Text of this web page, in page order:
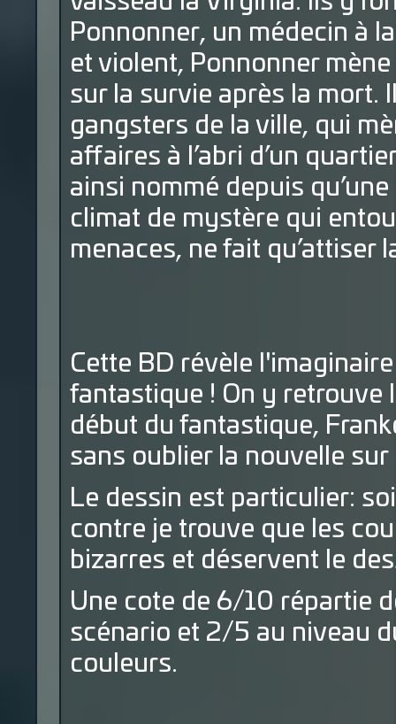
Ponnonner, un médecin à
et violent, Ponnonner
sur la survie après la mort.
gangsters de la ville, qui
affaires à l’abri d’un
ainsi nommé depuis
climat de mystère qui
menaces, ne fait qu’attiser
Cette BD révèle
fantastique ! On y retrouve
début du fantastique,
sans oublier la nouvelle sur
Le dessin est particulier:
contre je trouve que les
bizarres et déservent le
Une cote de 6/10 répartie
scénario et 2/5 au niveau
couleurs.